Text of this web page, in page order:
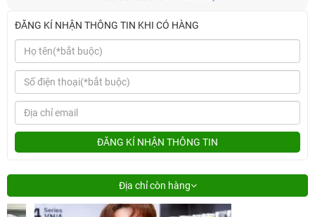
ĐĂNG KÍ NHẬN THÔNG TIN KHI CÓ HÀNG
ĐĂNG KÍ NHẬN THÔNG TIN
Địa chỉ còn hàng